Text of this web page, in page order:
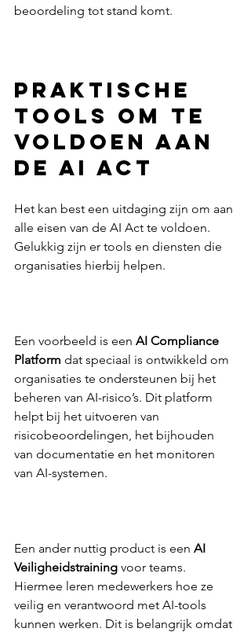
beoordeling tot stand komt.
Praktische
tools om te
voldoen aan
de AI Act
Het kan best een uitdaging zijn om aan
alle eisen van de AI Act te voldoen.
Gelukkig zijn er tools en diensten die
organisaties hierbij helpen.
Een voorbeeld is een AI Compliance
Platform dat speciaal is ontwikkeld om
organisaties te ondersteunen bij het
beheren van AI-risico’s. Dit platform
helpt bij het uitvoeren van
risicobeoordelingen, het bijhouden
van documentatie en het monitoren
van AI-systemen.
Een ander nuttig product is een AI
Veiligheidstraining voor teams.
Hiermee leren medewerkers hoe ze
veilig en verantwoord met AI-tools
kunnen werken. Dit is belangrijk omdat